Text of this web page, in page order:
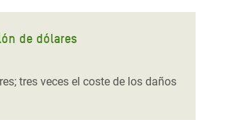
de dólares
tres veces el coste de los daños